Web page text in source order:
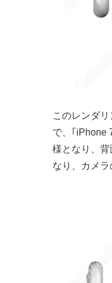
このレンダ
で、｢iPhone
様となり、
なり、カメ